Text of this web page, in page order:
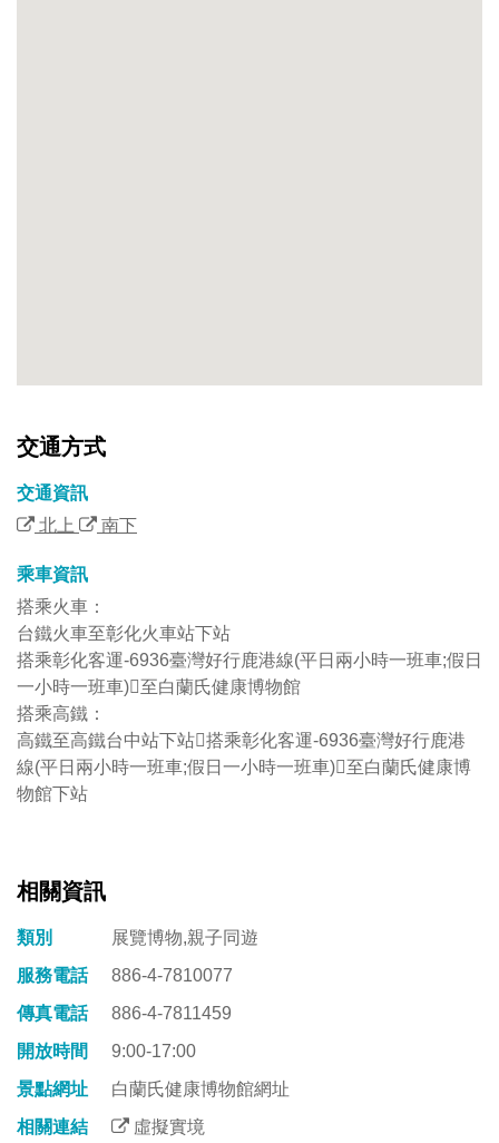
交通方式
交通資訊
北上
南下
乘車資訊
搭乘火車：
台鐵火車至彰化火車站下站
搭乘彰化客運-6936臺灣好行鹿港線(平日兩小時一班車;假日
一小時一班車)至白蘭氏健康博物館
搭乘高鐵：
高鐵至高鐵台中站下站搭乘彰化客運-6936臺灣好行鹿港
線(平日兩小時一班車;假日一小時一班車)至白蘭氏健康博
物館下站
相關資訊
類別
展覽博物,親子同遊
服務電話
886-4-7810077
傳真電話
886-4-7811459
開放時間
9:00-17:00
景點網址
白蘭氏健康博物館網址
相關連結
虛擬實境